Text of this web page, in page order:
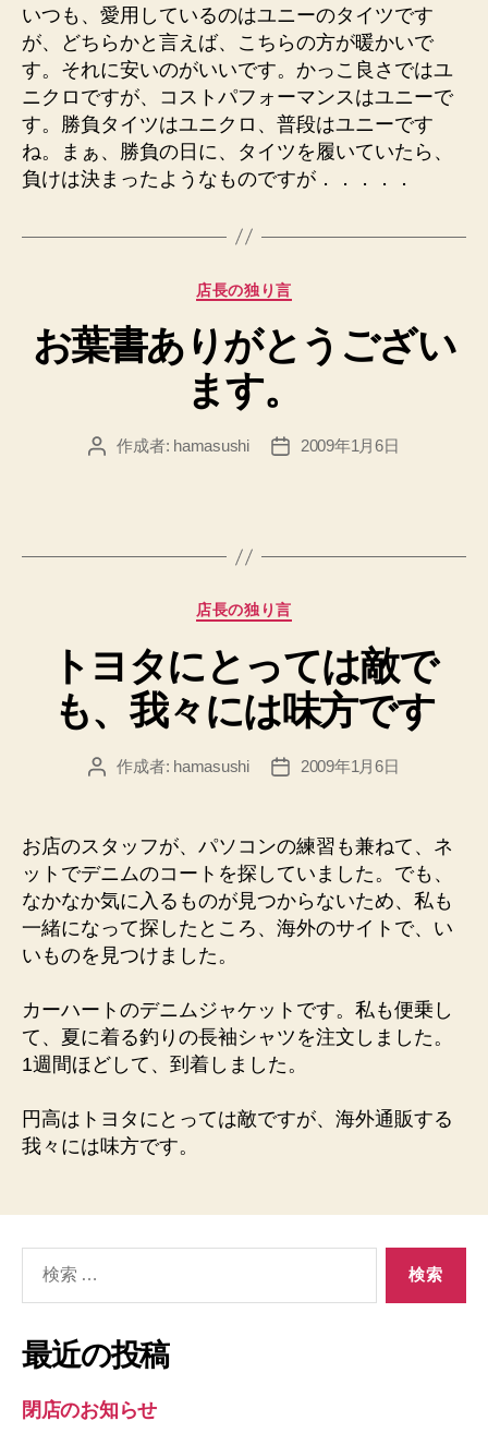
いつも、愛用しているのはユニーのタイツです
が、どちらかと言えば、こちらの方が暖かいで
す。それに安いのがいいです。かっこ良さではユ
ニクロですが、コストパフォーマンスはユニーで
す。勝負タイツはユニクロ、普段はユニーです
ね。まぁ、勝負の日に、タイツを履いていたら、
負けは決まったようなものですが．．．．．
カ
ゴ
リ
ー
店長の独り言
お葉書ありがとうござい
ます。
投
作成者: hamasushi
投
2009年1月6日
カ
リ
ー
店長の独り言
トヨタにとっては敵で
も、我々には味方です
投
作成者: hamasushi
投
2009年1月6日
お店のスタッフが、パソコンの練習も兼ねて、ネ
ットでデニムのコートを探していました。でも、
なかなか気に入るものが見つからないため、私も
一緒になって探したところ、海外のサイトで、い
いものを見つけました。
カーハートのデニムジャケットです。私も便乗し
て、夏に着る釣りの長袖シャツを注文しました。
1週間ほどして、到着しました。
円高はトヨタにとっては敵ですが、海外通販する
我々には味方です。
象:
最近の投稿
閉店のお知らせ